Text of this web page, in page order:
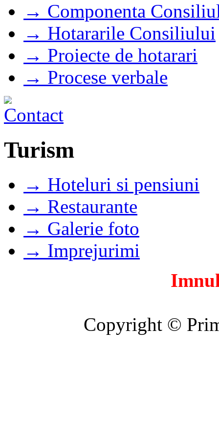
→ Componenta
→ Hotararile Consiliului
→ Proiecte de hotarari
→ Procese verbale
Turism
→ Hoteluri si pensiuni
→ Restaurante
→ Galerie foto
→ Imprejurimi
Copyright ©